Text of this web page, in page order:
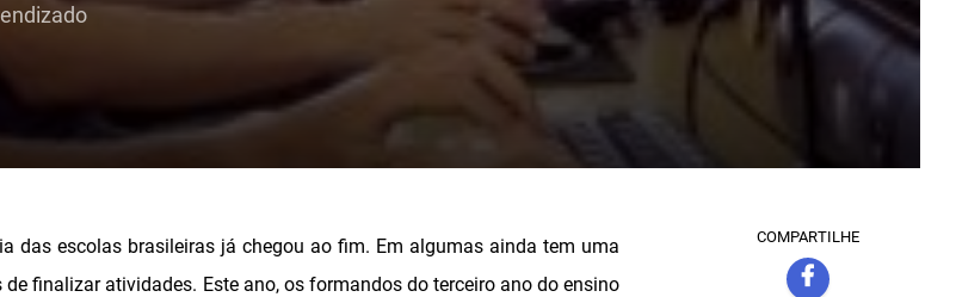
das escolas brasileiras já chegou ao fim. Em algumas ainda tem uma
finalizar atividades. Este ano, os formandos do terceiro ano do ensino
COMPARTILHE